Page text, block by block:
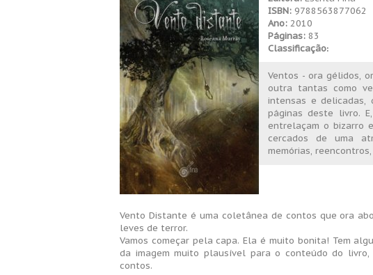
ISBN: 9788563877062
Ano: 2010
Páginas: 83
Classificação:
Ventos - ora gélidos,
outra tantas como
intensas e delicadas,
páginas deste livro.
entrelaçam o bizarro
cercados de uma
memórias,
Vento Distante é uma coletânea de contos que ora
leves de terror.
Vamos começar pela capa. Ela é muito bonita! Tem
da imagem muito plausível para o conteúdo do
contos.